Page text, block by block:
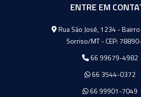
ENTRE EM
Agromeq
Rua São José, 1234 -
Sorriso/MT - CEP:
66 99679-4982
66 3544-0372
66 99901-7049